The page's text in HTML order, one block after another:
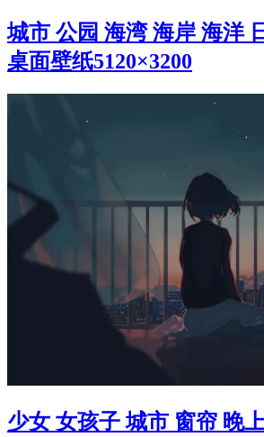
城市 公园 海湾 海岸 海洋
桌面壁纸5120×3200
少女 女孩子 城市 窗帘 晚